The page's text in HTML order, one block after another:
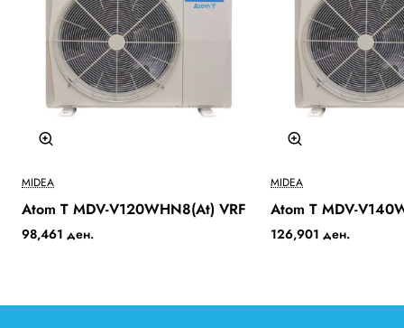
MIDEA
Atom T MDV-V120WHN8(At) VRF
98,461 ден.
MIDEA
Atom T MDV-
126,901 ден.